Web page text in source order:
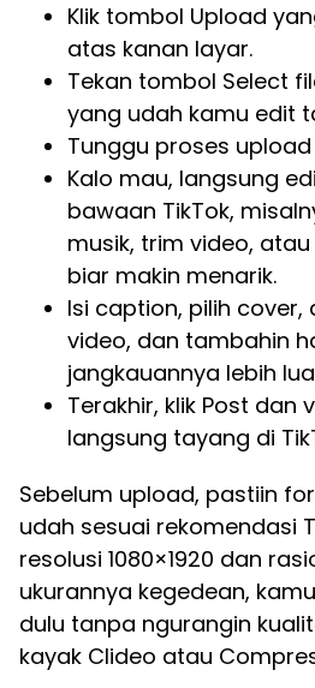
Klik tombol Upload
atas kanan layar.
Tekan tombol Select
yang udah kamu edit
Tunggu proses
Kalo mau, langsung
bawaan TikTok,
musik, trim video,
biar makin menarik.
Isi caption, pilih cover,
video, dan tambahin
jangkauannya lebih
Terakhir, klik Post dan
langsung tayang di
Sebelum upload, pastiin
udah sesuai rekomendasi
resolusi 1080×1920 dan
ukurannya kegedean,
dulu tanpa ngurangin
kayak Clideo atau